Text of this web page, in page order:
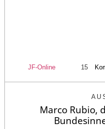
JF-Online 15
Marco Rubio,